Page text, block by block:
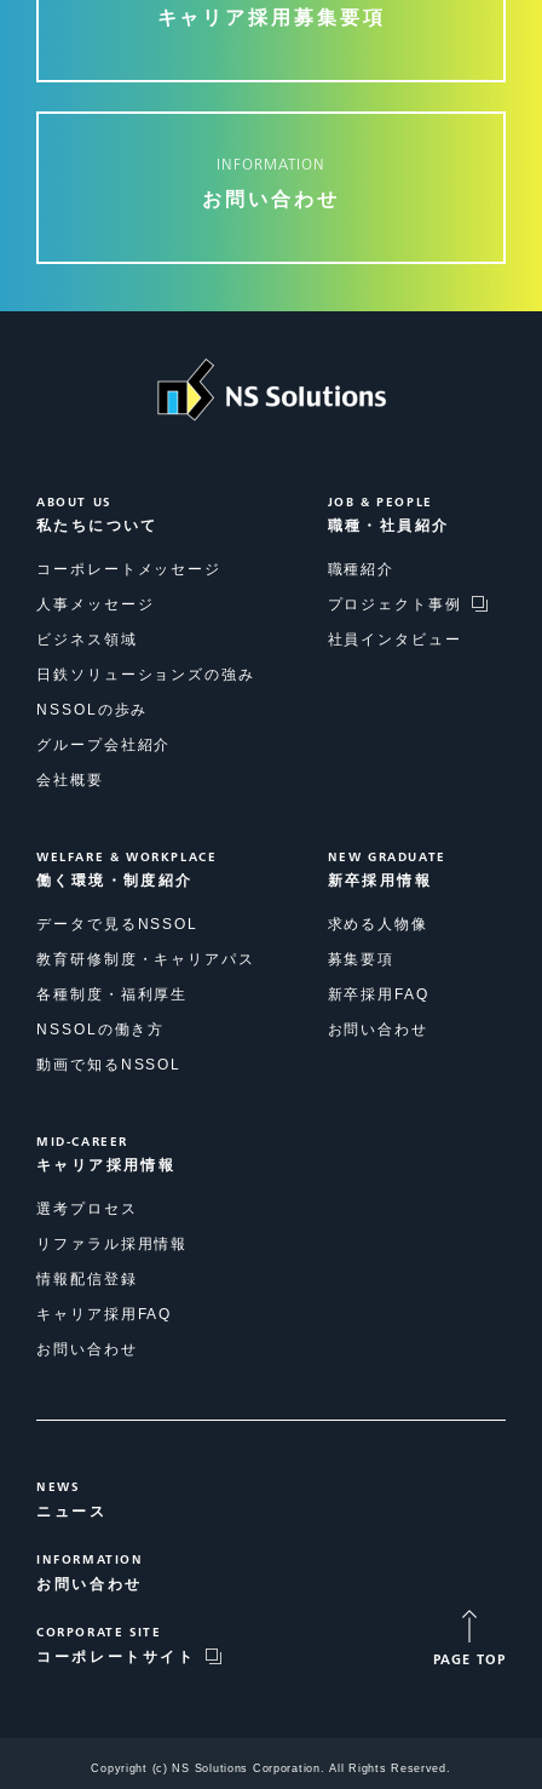
キャリア採用募集要項
INFORMATION
お問い合わせ
ABOUT US
私たちについて
コーポレートメッセージ
人事メッセージ
ビジネス領域
日鉄ソリューションズの強み
NSSOLの歩み
グループ会社紹介
会社概要
JOB & PEOPLE
職種・社員紹介
職種紹介
プロジェクト事例
社員インタビュー
WELFARE & WORKPLACE
働く環境・制度紹介
データで見るNSSOL
教育研修制度・キャリアパス
各種制度・福利厚生
NSSOLの働き方
動画で知るNSSOL
NEW GRADUATE
新卒採用情報
求める人物像
募集要項
新卒採用FAQ
お問い合わせ
MID-CAREER
キャリア採用情報
選考プロセス
リファラル採用情報
情報配信登録
キャリア採用FAQ
お問い合わせ
NEWS
ニュース
INFORMATION
お問い合わせ
CORPORATE SITE
コーポレートサイト PAGE TOP
Copyright (c) NS Solutions Corporation. All Rights Reserved.